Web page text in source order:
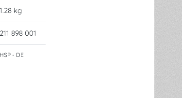
1.28 kg
211 898 001
HSP - DE